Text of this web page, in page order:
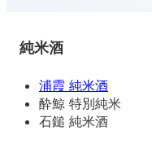
純米酒
浦霞 純米酒
酔鯨 特別純米
石鎚 純米酒